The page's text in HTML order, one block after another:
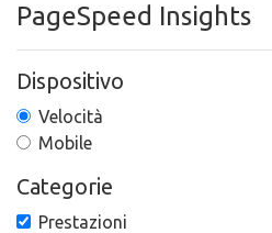
PageSpeed Insights
Dispositivo
Velocità
Mobile
Categorie
Prestazioni